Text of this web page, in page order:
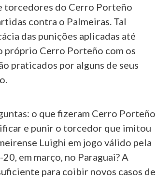
torcedores do Cerro Porteño
contra o Palmeiras. Tal
das punições aplicadas até
próprio Cerro Porteño com os
praticados por alguns de seus
o que fizeram Cerro Porteño
e punir o torcedor que imitou
Luighi em jogo válido pela
em março, no Paraguai? A
para coibir novos casos de